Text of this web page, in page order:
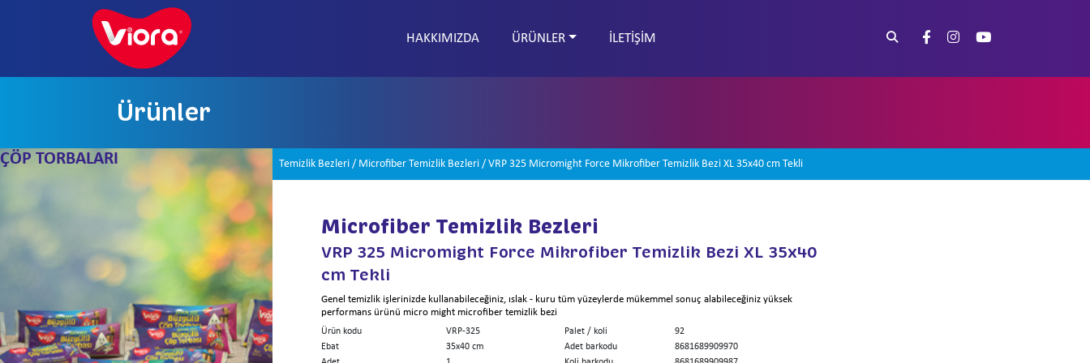
HAKKIMIZDA ÜRÜNLER İLETİŞİM
Ürünler
ÇÖP TORBALARI Temizlik Bezleri / Microfiber Temizlik Bezleri / VRP 325 Micromight Force Mikrofiber Temizlik Bezi XL 35x40 cm Tekli
Microfiber Temizlik Bezleri
VRP 325 Micromight Force Mikrofiber Temizlik Bezi XL 35x40
cm Tekli
Genel temizlik işlerinizde kullanabileceğiniz, ıslak - kuru tüm yüzeylerde mükemmel sonuç alabileceğiniz yüksek
performans ürünü micro might microfiber temizlik bezi
Ürün kodu
VRP-325
Ebat
35x40 cm
Palet / koli
92
Adet barkodu
8681689909970